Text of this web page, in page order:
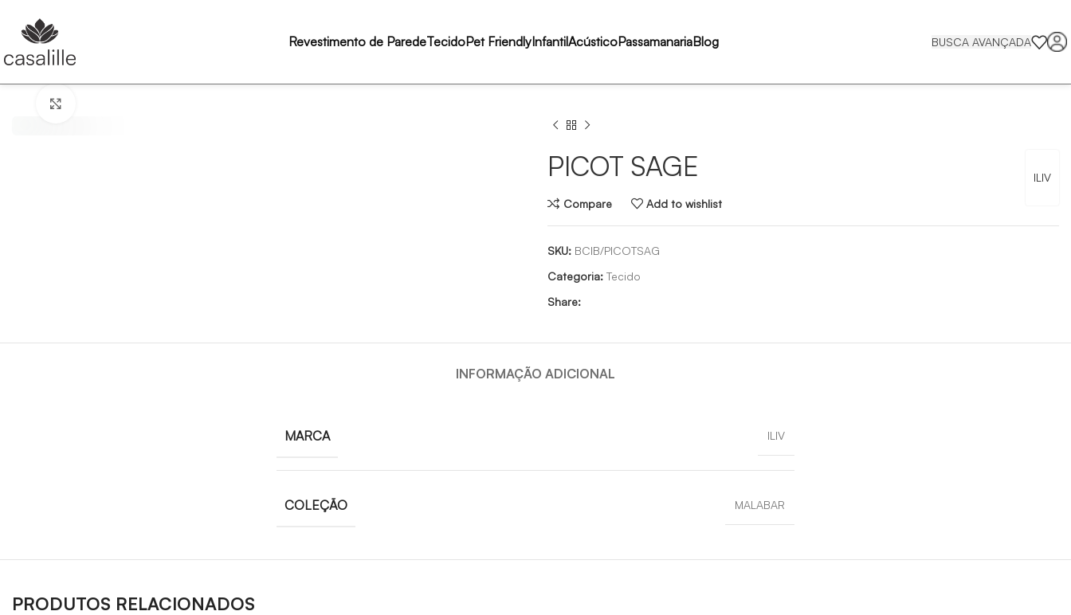
Revestimento de ParedeTecidoPet FriendlyInfantilAcústicoPassamanariaBlog BUSCA AVANÇADA
ILIV
PICOT SAGE
Compare Add to wishlist
SKU: BCIB/PICOTSAG
Categoria: Tecido
Share:
INFORMAÇÃO ADICIONAL
MARCA ILIV
COLEÇÃO MALABAR
PRODUTOS RELACIONADOS